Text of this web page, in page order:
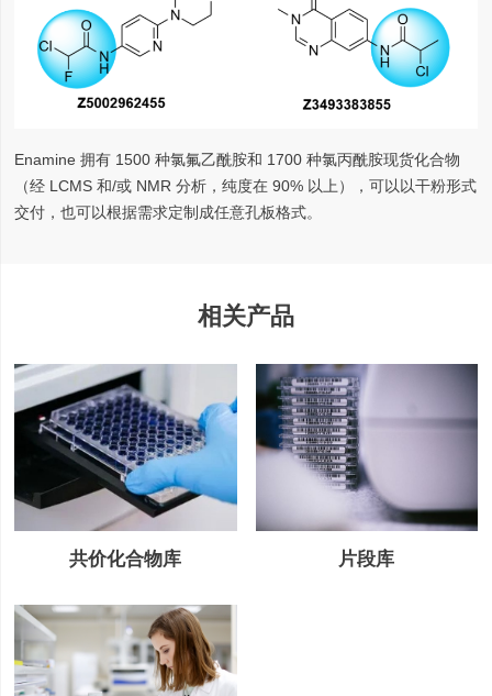
Enamine 拥有 1500 种氯氟乙酰胺和 1700 种氯丙酰胺现货化合物
（经 LCMS 和/或 NMR 分析，纯度在 90% 以上），可以以干粉形式
交付，也可以根据需求定制成任意孔板格式。
相关产品
共价化合物库 片段库